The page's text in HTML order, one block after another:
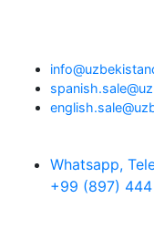
Whatsapp,
+99 (897)